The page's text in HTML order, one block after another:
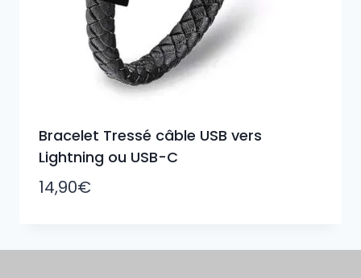
Bracelet Tressé câble USB vers
Lightning ou USB-C
14,90€